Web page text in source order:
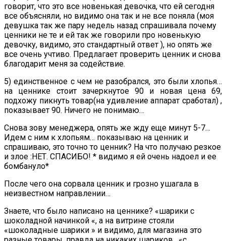
говорит, что это все новенькая девочка, что ей сегодня
все объясняли, но видимо она так и не все поняла (моя
девушка так же пару недель назад спрашивала почему
ценники не те и ей так же говорили про новенькую
девочку, видимо, это стандартный ответ ), но опять же
все очень учтиво. Предлагает проверить ценник и снова
благодарит меня за содействие.
5) единственное с чем не разобрался, это были хлопья…
на ценнике стоит зачеркнутое 90 и новая цена 69,
подхожу пикнуть товар(на удивление аппарат сработал) ,
показывает 90. Ничего не понимаю…
Снова зову менеджера, опять же жду еще минут 5-7…
Идем с ним к хлопьям… показываю на ценник и
спрашиваю, это точно то ценник? На что получаю резкое
и злое :НЕТ. СПАСИБО! * видимо я ей очень надоел и ее
бомбануло*
После чего она сорвала ценник и грозно ушагала в
неизвестном направлении…
Знаете, что было написано на ценнике? «шарики с
шоколадной начинкой «, а на витрине стояли
«шоколадные шарики » и видимо, для магазина это